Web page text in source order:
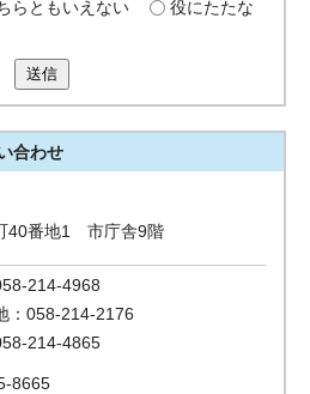
らともいえない
役にたたな
送信
合わせ
40番地1 市庁舎9階
214-4968
：058-214-2176
214-4865
8665